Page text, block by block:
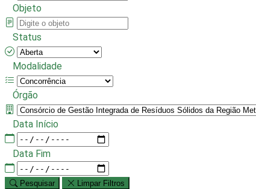
Objeto
Status
Modalidade
Órgão
Data Início
Data Fim
Pesquisar Limpar Filtros